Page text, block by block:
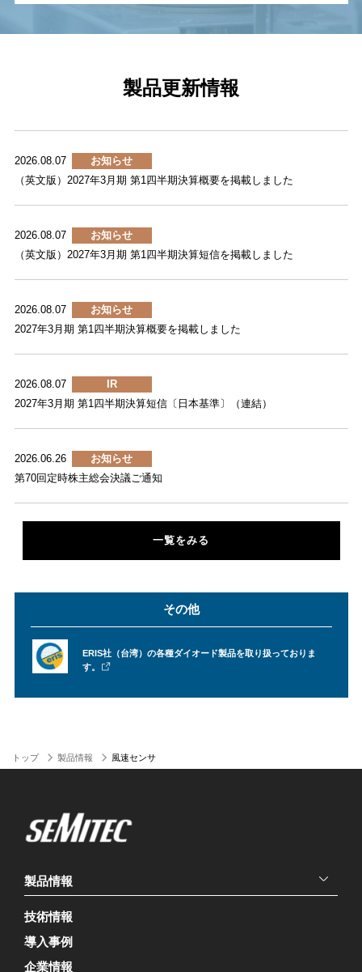
製品更新情報
2026.08.07
お知らせ
（英文版）2027年3月期 第1四半期決算概要を掲載しました
2026.08.07
お知らせ
（英文版）2027年3月期 第1四半期決算短信を掲載しました
2026.08.07
お知らせ
2027年3月期 第1四半期決算概要を掲載しました
2026.08.07
IR
2027年3月期 第1四半期決算短信〔日本基準〕（連結）
2026.06.26
お知らせ
第70回定時株主総会決議ご通知
一覧をみる
その他
ERIS社（台湾）の各種ダイオード製品を取り扱っておりま
す。
トップ 製品情報 風速センサ
製品情報
技術情報
導入事例
企業情報